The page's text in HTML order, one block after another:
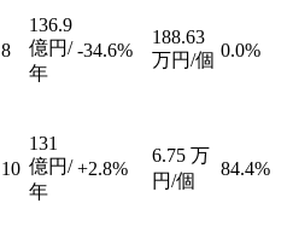
8
136.9
億円/
年
-34.6%
188.63
万円/個 0.0%
10
131
億円/
年
+2.8%
6.75 万
円/個
84.4%